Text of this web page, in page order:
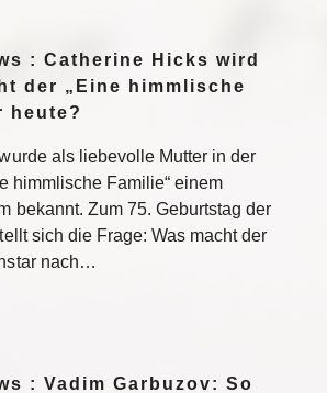
: Catherine Hicks wird
der „Eine himmlische
heute?
als liebevolle Mutter in der
himmlische Familie“ einem
bekannt. Zum 75. Geburtstag der
sich die Frage: Was macht der
nach…
: Vadim Garbuzov: So